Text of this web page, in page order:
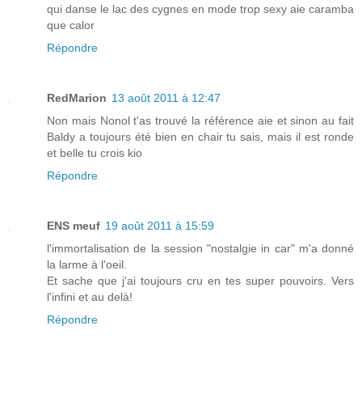
qui danse le lac des cygnes en mode trop sexy aie caramba
que calor
Répondre
RedMarion 13 août 2011 à 12:47
Non mais Nonol t'as trouvé la référence aie et sinon au fait
Baldy a toujours été bien en chair tu sais, mais il est ronde
et belle tu crois kio
Répondre
ENS meuf 19 août 2011 à 15:59
l'immortalisation de la session "nostalgie in car" m'a donné
la larme à l'oeil.
Et sache que j'ai toujours cru en tes super pouvoirs. Vers
l'infini et au delà!
Répondre